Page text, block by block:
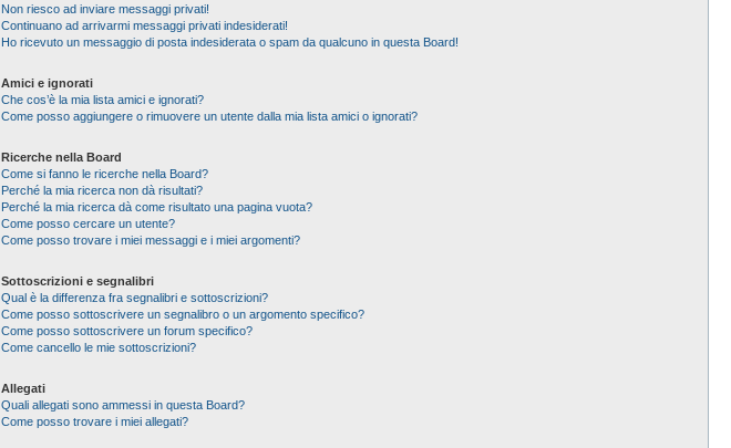
Non riesco ad inviare messaggi privati!
Continuano ad arrivarmi messaggi privati indesiderati!
Ho ricevuto un messaggio di posta indesiderata o spam da qualcuno in questa Board!
Amici e ignorati
Che cos’è la mia lista amici e ignorati?
Come posso aggiungere o rimuovere un utente dalla mia lista amici o ignorati?
Ricerche nella Board
Come si fanno le ricerche nella Board?
Perché la mia ricerca non dà risultati?
Perché la mia ricerca dà come risultato una pagina vuota?
Come posso cercare un utente?
Come posso trovare i miei messaggi e i miei argomenti?
Sottoscrizioni e segnalibri
Qual è la differenza fra segnalibri e sottoscrizioni?
Come posso sottoscrivere un segnalibro o un argomento specifico?
Come posso sottoscrivere un forum specifico?
Come cancello le mie sottoscrizioni?
Allegati
Quali allegati sono ammessi in questa Board?
Come posso trovare i miei allegati?